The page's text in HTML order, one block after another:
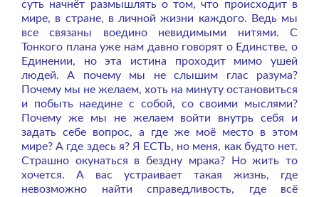
суть начнёт размышлять о том, что происходит в
мире, в стране, в личной жизни каждого. Ведь мы
все связаны воедино невидимыми нитями. С
Тонкого плана уже нам давно говорят о Единстве, о
Единении, но эта истина проходит мимо ушей
людей. А почему мы не слышим глас разума?
Почему мы не желаем, хоть на минуту остановиться
и побыть наедине с собой, со своими мыслями?
Почему же мы не желаем войти внутрь себя и
задать себе вопрос, а где же моё место в этом
мире? А где здесь я? Я ЕСТЬ, но меня, как будто нет.
Страшно окунаться в бездну мрака? Но жить то
хочется. А вас устраивает такая жизнь, где
невозможно найти справедливость, где всё